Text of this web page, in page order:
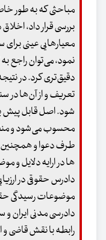
مباحثی که به طور
بررسی قرار داد،
معیارهایی عینی
نمود، می‌توان راجع
دقیق‌تری کرد. در
تعریف و از آن‌ها در
شود. اصل قابل پیش
محسوب می‌شود و
طرف دعوا و
ها در ارایه دلایل
دادرس حقوقی در
موضوعات رسیدگی
دادرسی مدنی ایران و
رابطه با نقش قاضی و